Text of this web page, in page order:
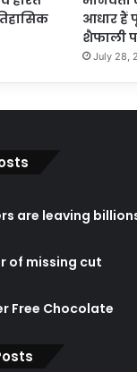
आधार हैं
शैफाली
July 28,
are leaving
of missing cut
Free Chocolate